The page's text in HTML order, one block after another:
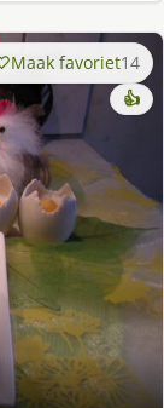
Maak favoriet14
👍